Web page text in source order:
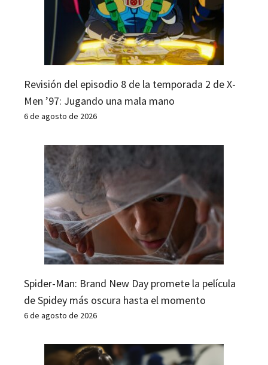
Revisión del episodio 8 de la temporada 2 de X-
Men ’97: Jugando una mala mano
6 de agosto de 2026
Spider-Man: Brand New Day promete la película
de Spidey más oscura hasta el momento
6 de agosto de 2026